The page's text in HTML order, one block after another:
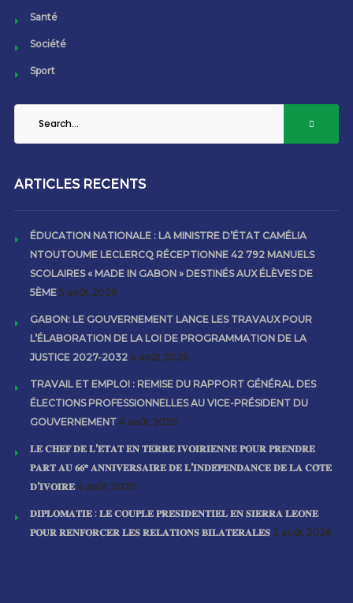
Santé
Société
Sport
ARTICLES RECENTS
ÉDUCATION NATIONALE : LA MINISTRE D’ÉTAT CAMÉLIA
NTOUTOUME LECLERCQ RÉCEPTIONNE 42 792 MANUELS
SCOLAIRES « MADE IN GABON » DESTINÉS AUX ÉLÈVES DE
5ÈME 5 août 2026
GABON: LE GOUVERNEMENT LANCE LES TRAVAUX POUR
L’ÉLABORATION DE LA LOI DE PROGRAMMATION DE LA
JUSTICE 2027-2032 4 août 2026
TRAVAIL ET EMPLOI : REMISE DU RAPPORT GÉNÉRAL DES
ÉLECTIONS PROFESSIONNELLES AU VICE-PRÉSIDENT DU
GOUVERNEMENT 4 août 2026
𝐋𝐄 𝐂𝐇𝐄𝐅 𝐃𝐄 𝐋’𝐄́𝐓𝐀𝐓 𝐄𝐍 𝐓𝐄𝐑𝐑𝐄 𝐈𝐕𝐎𝐈𝐑𝐈𝐄𝐍𝐍𝐄 𝐏𝐎𝐔𝐑 𝐏𝐑𝐄𝐍𝐃𝐑𝐄
𝐏𝐀𝐑𝐓 𝐀𝐔 𝟔𝟔ᵉ 𝐀𝐍𝐍𝐈𝐕𝐄𝐑𝐒𝐀𝐈𝐑𝐄 𝐃𝐄 𝐋’𝐈𝐍𝐃𝐄́𝐏𝐄𝐍𝐃𝐀𝐍𝐂𝐄 𝐃𝐄 𝐋𝐀 𝐂𝐎̂𝐓𝐄
𝐃’𝐈𝐕𝐎𝐈𝐑𝐄 4 août 2026
𝐃𝐈𝐏𝐋𝐎𝐌𝐀𝐓𝐈𝐄 : 𝐋𝐄 𝐂𝐎𝐔𝐏𝐋𝐄 𝐏𝐑𝐄́𝐒𝐈𝐃𝐄𝐍𝐓𝐈𝐄𝐋 𝐄𝐍 𝐒𝐈𝐄𝐑𝐑𝐀 𝐋𝐄𝐎𝐍𝐄
𝐏𝐎𝐔𝐑 𝐑𝐄𝐍𝐅𝐎𝐑𝐂𝐄𝐑 𝐋𝐄𝐒 𝐑𝐄𝐋𝐀𝐓𝐈𝐎𝐍𝐒 𝐁𝐈𝐋𝐀𝐓𝐄́𝐑𝐀𝐋𝐄𝐒 2 août 2026